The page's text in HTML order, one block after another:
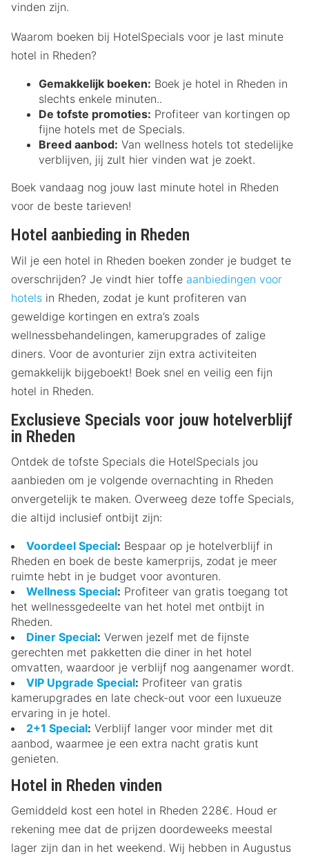
vinden zijn.
Waarom boeken bij HotelSpecials voor je last minute
hotel in Rheden?
Gemakkelijk boeken: Boek je hotel in Rheden in
slechts enkele minuten..
De tofste promoties: Profiteer van kortingen op
fijne hotels met de Specials.
Breed aanbod: Van wellness hotels tot stedelijke
verblijven, jij zult hier vinden wat je zoekt.
Boek vandaag nog jouw last minute hotel in Rheden
voor de beste tarieven!
Hotel aanbieding in Rheden
Wil je een hotel in Rheden boeken zonder je budget te
overschrijden? Je vindt hier toffe aanbiedingen voor
hotels in Rheden, zodat je kunt profiteren van
geweldige kortingen en extra’s zoals
wellnessbehandelingen, kamerupgrades of zalige
diners. Voor de avonturier zijn extra activiteiten
gemakkelijk bijgeboekt! Boek snel en veilig een fijn
hotel in Rheden.
Exclusieve Specials voor jouw hotelverblijf
in Rheden
Ontdek de tofste Specials die HotelSpecials jou
aanbieden om je volgende overnachting in Rheden
onvergetelijk te maken. Overweeg deze toffe Specials,
die altijd inclusief ontbijt zijn:
Voordeel Special: Bespaar op je hotelverblijf in
Rheden en boek de beste kamerprijs, zodat je meer
ruimte hebt in je budget voor avonturen.
Wellness Special: Profiteer van gratis toegang tot
het wellnessgedeelte van het hotel met ontbijt in
Rheden.
Diner Special: Verwen jezelf met de fijnste
gerechten met pakketten die diner in het hotel
omvatten, waardoor je verblijf nog aangenamer wordt.
VIP Upgrade Special: Profiteer van gratis
kamerupgrades en late check-out voor een luxueuze
ervaring in je hotel.
2+1 Special: Verblijf langer voor minder met dit
aanbod, waarmee je een extra nacht gratis kunt
genieten.
Hotel in Rheden vinden
Gemiddeld kost een hotel in Rheden 228€. Houd er
rekening mee dat de prijzen doordeweeks meestal
lager zijn dan in het weekend. Wij hebben in Augustus